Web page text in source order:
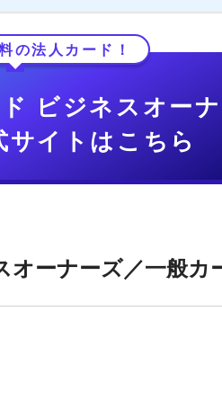
の法人カード！
ビジネスオー
サイトはこちら
ーナーズ／一般カ